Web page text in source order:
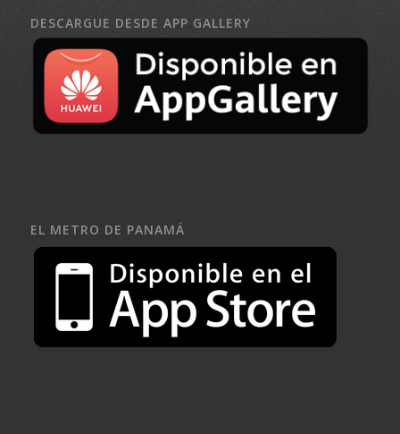
DESCARGUE DESDE APP GALLERY
EL METRO DE PANAMÁ